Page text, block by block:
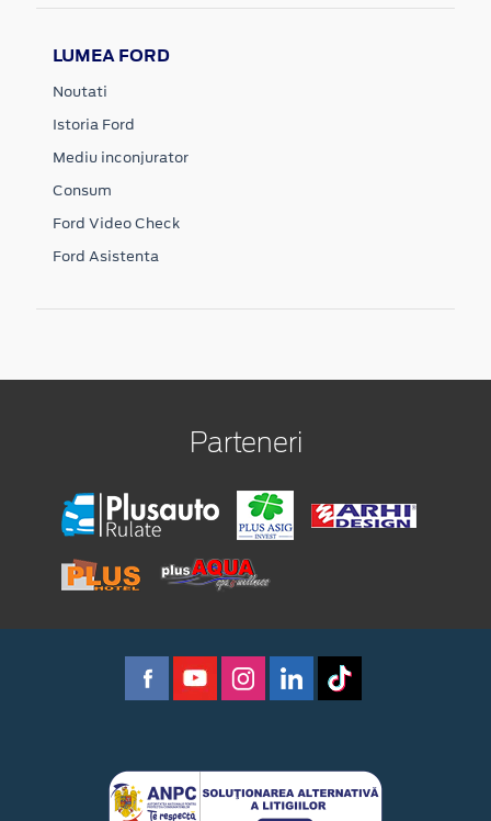
LUMEA FORD
Noutati
Istoria Ford
Mediu inconjurator
Consum
Ford Video Check
Ford Asistenta
Parteneri